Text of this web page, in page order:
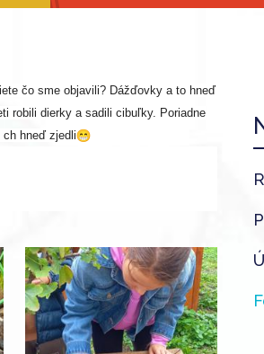
čo sme objavili? Dážďovky a to hneď
robili dierky a sadili cibuľky. Poriadne
hneď zjedli